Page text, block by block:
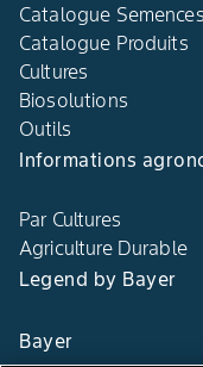
Catalogue Semences
Catalogue Produits
Cultures
Biosolutions
Outils
Informations
Par Cultures
Agriculture Durable
Legend by Bayer
Bayer